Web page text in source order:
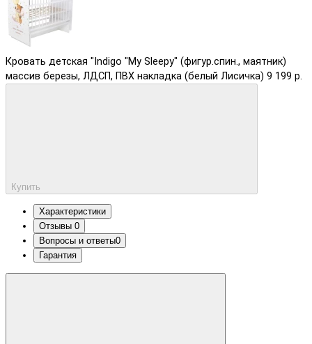
Кровать детская "Indigo "My Sleepy" (фигур.спин., маятник)
массив березы, ЛДСП, ПВХ накладка (белый Лисичка) 9 199 р.
Купить
Характеристики
Отзывы 0
Вопросы и ответы0
Гарантия